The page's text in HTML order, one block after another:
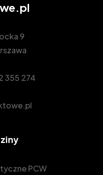
9
355 274
PCW